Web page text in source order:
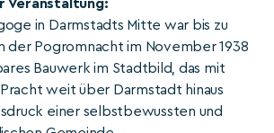
Veranstaltung:
in Darmstadts Mitte war bis zu
der Pogromnacht im November 1938
Bauwerk im Stadtbild, das mit
weit über Darmstadt hinaus
einer selbstbewussten und